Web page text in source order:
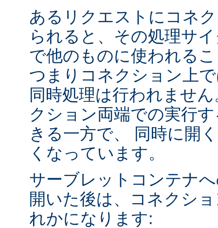
あるリクエストにコネ
られると、その処理サ
で他のものに使われる
つまりコネクション上
同時処理は行われませ
クション両端での実行
きる一方で、 同時に開
くなっています。
サーブレットコンテナ
開いた後は、コネクシ
れかになります: